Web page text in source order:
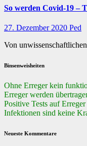
So werden Covid-19 –
27. Dezember 2020 Ped
Von
Binsenweisheiten
Ohne Erreger kein
Erreger werden
Positive Tests auf
Infektionen sind keine
Neueste Kommentare